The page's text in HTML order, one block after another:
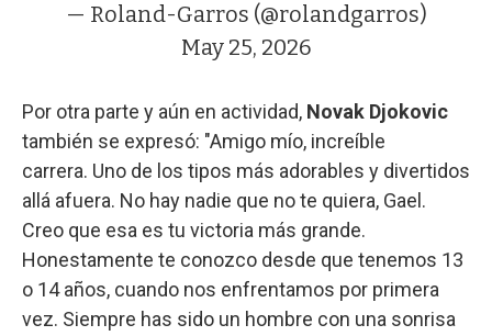
— Roland-Garros (@rolandgarros)
May 25, 2026
Por otra parte y aún en actividad, Novak Djokovic
también se expresó: "Amigo mío, increíble
carrera. Uno de los tipos más adorables y divertidos
allá afuera. No hay nadie que no te quiera, Gael.
Creo que esa es tu victoria más grande.
Honestamente te conozco desde que tenemos 13
o 14 años, cuando nos enfrentamos por primera
vez. Siempre has sido un hombre con una sonrisa